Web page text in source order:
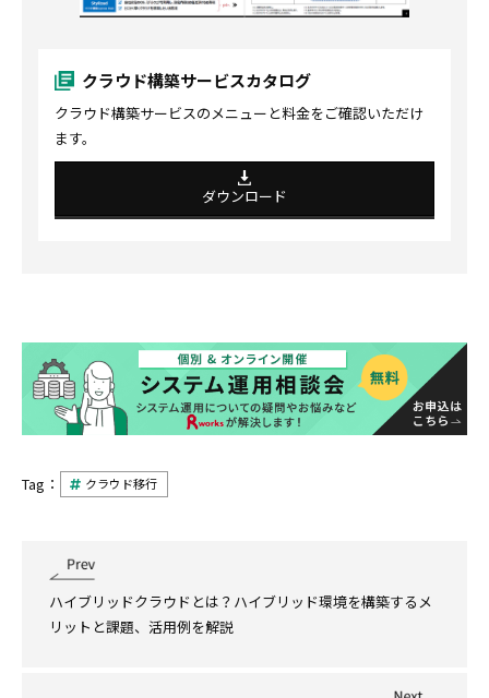
クラウド構築サービスカタログ
クラウド構築サービスのメニューと料金をご確認いただけ
ます。
ダウンロード
Tag： クラウド移行
ハイブリッドクラウドとは？ハイブリッド環境を構築するメ
リットと課題、活用例を解説